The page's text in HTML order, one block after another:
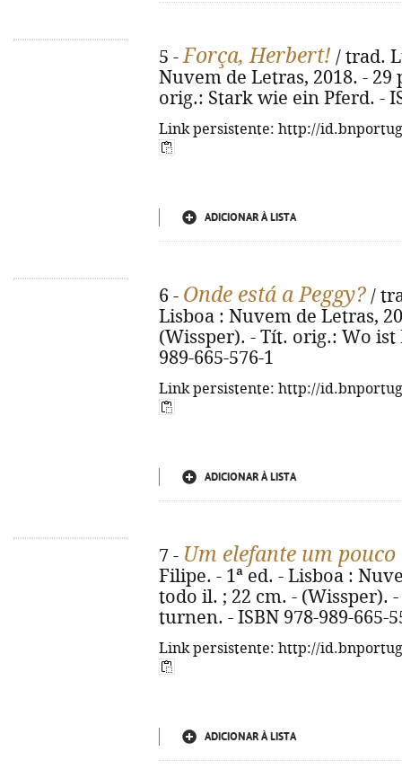
5 -Força, Herbert! / trad.
Nuvem de Letras, 2018. -
orig.: Stark wie ein Pferd. -
Link persistente: http://
ADICIONAR À LISTA
6 - Onde está a Peggy? /
Lisboa : Nuvem de Letras,
(Wissper). - Tít. orig.: Wo ist
989-665-576-1
Link persistente: http://
ADICIONAR À LISTA
7 - Um elefante um
Filipe. - 1ª ed. - Lisboa :
todo il. ; 22 cm. - (Wissper).
turnen. - ISBN 978-989-665-
Link persistente: http://
ADICIONAR À LISTA